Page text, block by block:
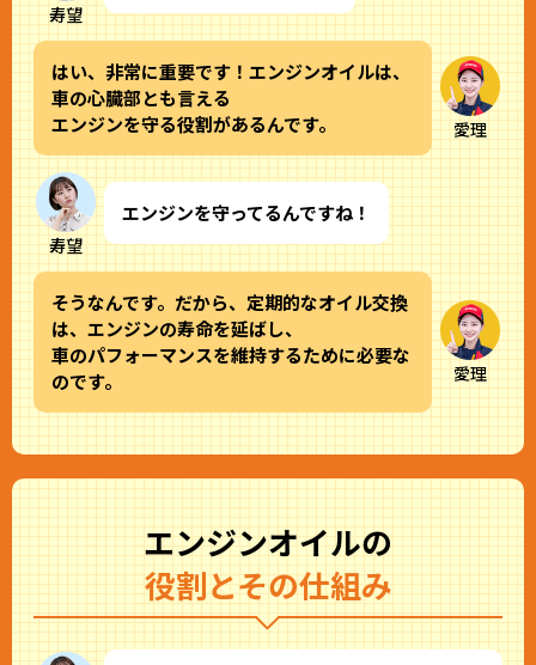
寿望
愛理
はい、非常に重要です！エンジンオイルは、
車の心臓部とも言える
エンジンを守る役割があるんです。
寿望
エンジンを守ってるんですね！
愛理
そうなんです。だから、定期的なオイル交換
は、エンジンの寿命を延ばし、
車のパフォーマンスを維持するために必要な
のです。
エンジンオイルの
役割とその仕組み